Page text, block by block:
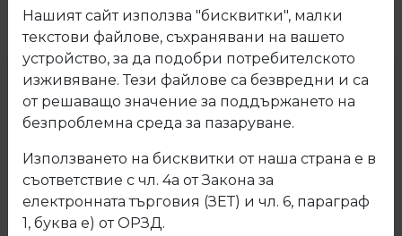
Нашият сайт използва "бисквитки", малки
текстови файлове, съхранявани на вашето
устройство, за да подобри потребителското
изживяване. Тези файлове са безвредни и са
от решаващо значение за поддържането на
безпроблемна среда за пазаруване.
Използването на бисквитки от наша страна е в
съответствие с чл. 4а от Закона за
електронната търговия (ЗЕТ) и чл. 6, параграф
1, буква е) от ОРЗД.
15
30
50
100